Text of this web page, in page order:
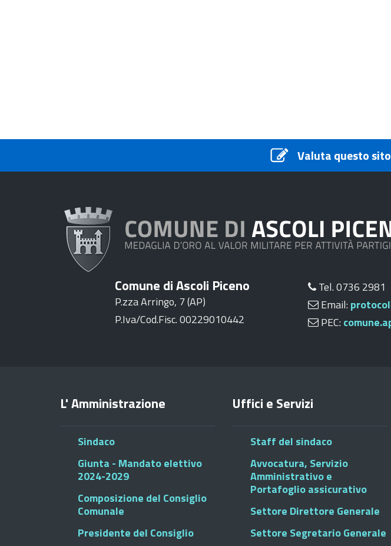
Valuta questo
Comune di Ascoli Piceno
P.zza Arringo, 7 (AP)
P.Iva/Cod.Fisc. 00229010442
Tel. 0736 2981
Email:
PEC:
L' Amministrazione
Sindaco
Giunta - Mandato elettivo
2024-2029
Composizione del Consiglio
Comunale
Presidente del Consiglio
Uffici e Servizi
Staff del sindaco
Avvocatura, Servizio
Amministrativo e
Portafoglio assicurativo
Settore Direttore Generale
Settore Segretario Generale